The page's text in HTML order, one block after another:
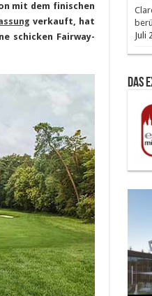
mit dem finischen
verkauft, hat
schicken Fairway-
Juli
Das
The